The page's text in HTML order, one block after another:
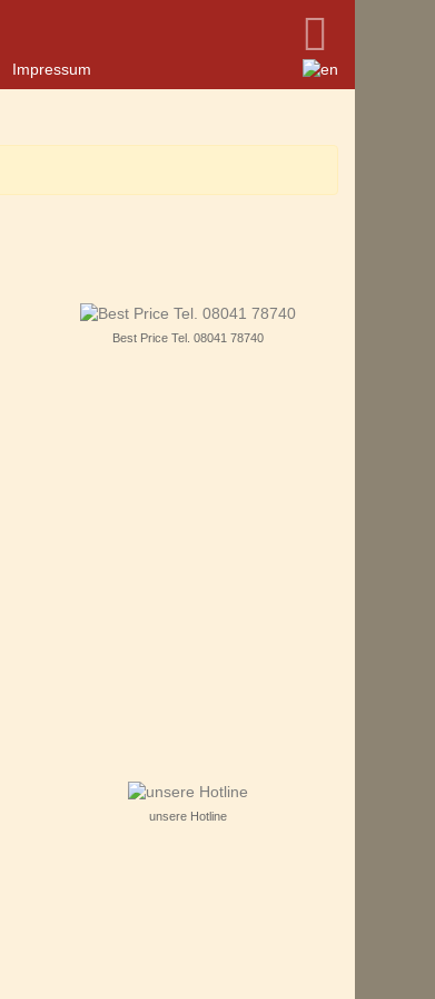
Impressum
Best Price Tel. 08041 78740
unsere Hotline